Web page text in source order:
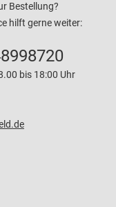
Bestellung?
hilft gerne weiter:
bis 18:00 Uhr